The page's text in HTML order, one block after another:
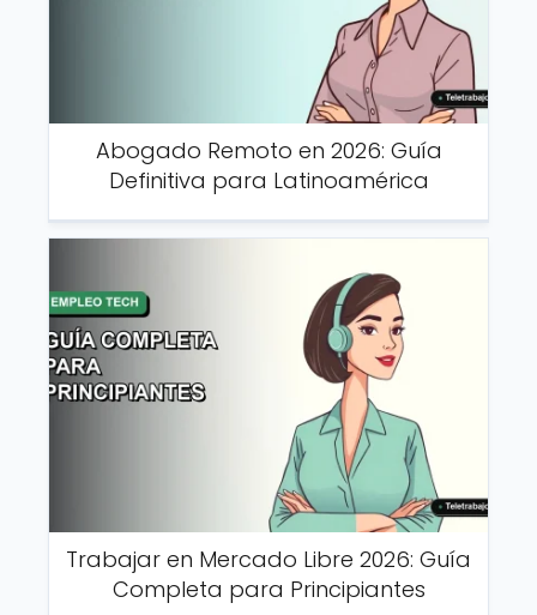
Abogado Remoto en 2026: Guía
Definitiva para Latinoamérica
Trabajar en Mercado Libre 2026: Guía
Completa para Principiantes